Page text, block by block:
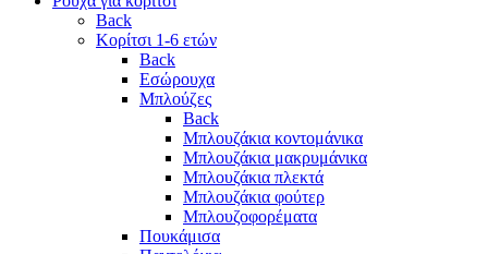
Back
Κορίτσι 1-6 ετών
Back
Εσώρουχα
Μπλούζες
Back
Μπλουζάκια κοντομάνικα
Μπλουζάκια μακρυμάνικα
Μπλουζάκια πλεκτά
Μπλουζάκια φούτερ
Μπλουζοφορέματα
Πουκάμισα